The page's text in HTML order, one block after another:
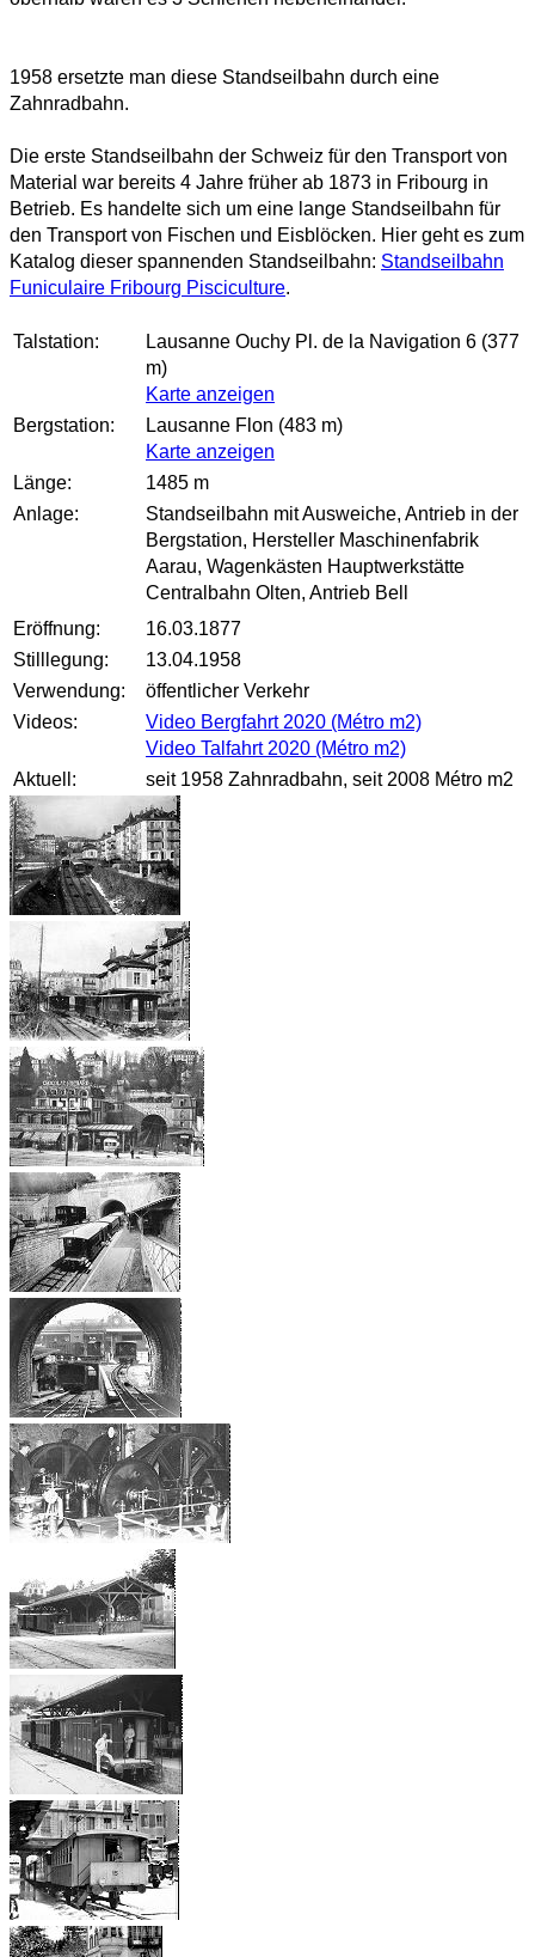
1958 ersetzte man diese Standseilbahn durch eine
Zahnradbahn.
Die erste Standseilbahn der Schweiz für den Transport von
Material war bereits 4 Jahre früher ab 1873 in Fribourg in
Betrieb. Es handelte sich um eine lange Standseilbahn für
den Transport von Fischen und Eisblöcken. Hier geht es zum
Katalog dieser spannenden Standseilbahn: Standseilbahn
Funiculaire Fribourg Pisciculture.
Talstation:
Lausanne Ouchy Pl. de la Navigation 6 (377
m)
Karte anzeigen
Bergstation:
Lausanne Flon (483 m)
Karte anzeigen
Länge:
1485 m
Anlage:
Standseilbahn mit Ausweiche, Antrieb in der
Bergstation, Hersteller Maschinenfabrik
Aarau, Wagenkästen Hauptwerkstätte
Centralbahn Olten, Antrieb Bell
Eröffnung:
16.03.1877
Stilllegung:
13.04.1958
Verwendung:
öffentlicher Verkehr
Videos:
Video Bergfahrt 2020 (Métro m2)
Video Talfahrt 2020 (Métro m2)
Aktuell:
seit 1958 Zahnradbahn, seit 2008 Métro m2